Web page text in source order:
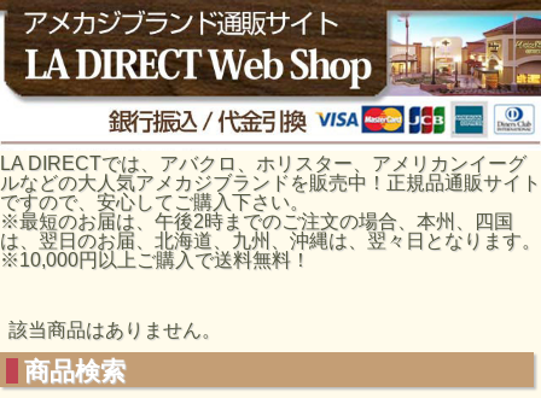
LA DIRECTでは、アバクロ、ホリスター、アメリカンイーグ
ルなどの大人気アメカジブランドを販売中！正規品通販サイト
ですので、安心してご購入下さい。
※最短のお届は、午後2時までのご注文の場合、本州、四国
は、翌日のお届、北海道、九州、沖縄は、翌々日となります。
※10,000円以上ご購入で送料無料！
該当商品はありません。
商品検索